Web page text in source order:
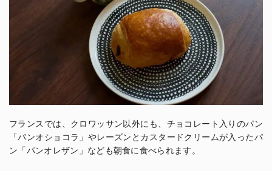
フランスでは、クロワッサン以外にも、チョコレート入りのパン
「パンオショコラ」やレーズンとカスタードクリームが入ったパ
ン「パンオレザン」なども朝食に食べられます。